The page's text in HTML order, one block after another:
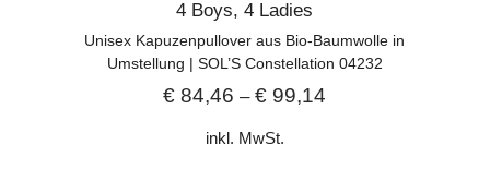
4 Boys,4 Ladies
Unisex Kapuzenpullover aus Bio-Baumwolle in
Umstellung | SOL’S Constellation 04232
€ 84,46 –€ 99,14
inkl. MwSt.